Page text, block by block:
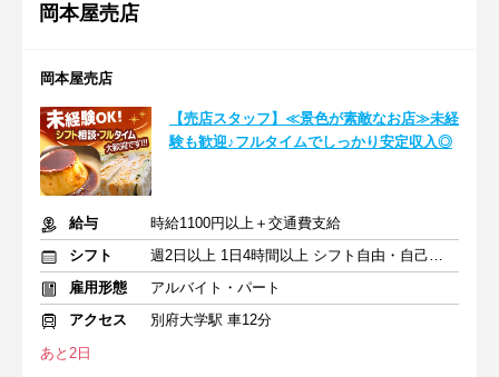
岡本屋売店
岡本屋売店
【売店スタッフ】≪景色が素敵なお店≫未経
験も歓迎♪フルタイムでしっかり安定収入◎
給与
時給1100円以上＋交通費支給
シフト
週2日以上 1日4時間以上 シフト自由・自己申告
雇用形態
アルバイト・パート
アクセス
別府大学駅 車12分
あと2日